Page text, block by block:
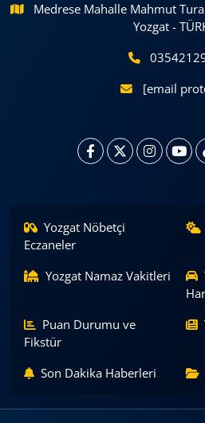
Medrese Mahalle Mahmut
Yozgat -
[email
Yozgat Nöbetçi
Eczaneler
Yozgat Namaz Vakitleri
Puan Durumu ve
Fikstür
Son Dakika Haberleri